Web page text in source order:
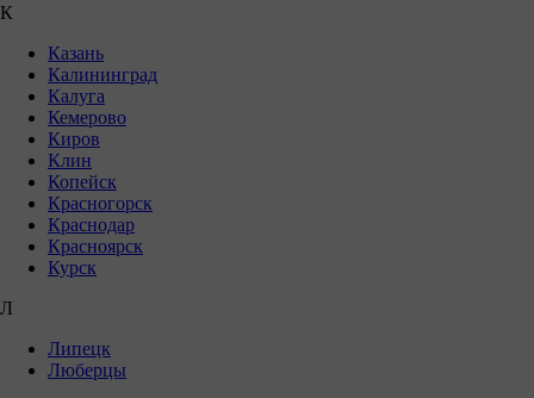
К
Казань
Калининград
Калуга
Кемерово
Киров
Клин
Копейск
Красногорск
Краснодар
Красноярск
Курск
Л
Липецк
Люберцы